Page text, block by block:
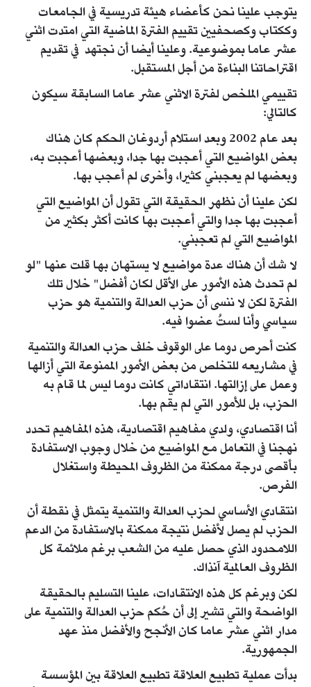
يتوجب علينا نحن كأعضاء هيئة تدريسية في الجامعات
وككتاب وكصحفيين تقييم الفترة الماضية التي امتدت اثني
عشر عاما بموضوعية. وعلينا أيضا أن نجتهد في تقديم
اقتراحاتنا البناءة من أجل المستقبل.
تقييمي الملخص لفترة الاثني عشر عاما السابقة سيكون
كالتالي:
بعد عام 2002 وبعد استلام أردوغان الحكم كان هناك
بعض المواضيع التي أعجبت بها جدا، وبعضها أعجبت به،
وبعضها لم يعجبني كثيرا، وأخرى لم أعجب بها.
لكن علينا أن نظهر الحقيقة التي تقول أن المواضيع التي
أعجبت بها جدا والتي أعجبت بها كانت أكثر بكثير من
المواضيع التي لم تعجبني.
لا شك أن هناك عدة مواضيع لا يستهان بها قلت عنها "لو
لم تحدث هذه الأمور على الأقل لكان أفضل" خلال تلك
الفترة لكن لا ننسى أن حزب العدالة والتنمية هو حزب
سياسي وأنا لستُ عضوا فيه.
كنت أحرص دوما على الوقوف خلف حزب العدالة والتنمية
في مشاريعه للتخلص من بعض الأمور الممنوعة التي أزالها
وعمل على إزالتها. انتقاداتي كانت دوما ليس لما قام به
الحزب، بل للأمور التي لم يقم بها.
أنا اقتصادي، ولدي مفاهيم اقتصادية، هذه المفاهيم تحدد
نهجنا في التعامل مع المواضيع من خلال وجوب الاستفادة
بأقصى درجة ممكنة من الظروف المحيطة واستغلال
الفرص.
انتقادي الأساسي لحزب العدالة والتنمية يتمثل في نقطة أن
الحزب لم يصل لأفضل نتيجة ممكنة بالاستفادة من الدعم
اللامحدود الذي حصل عليه من الشعب برغم ملائمة كل
الظروف العالمية آنذاك.
لكن وبرغم كل هذه الانتقادات، علينا التسليم بالحقيقة
الواضحة والتي تشير إلى أن حُكم حزب العدالة والتنمية على
مدار اثني عشر عاما كان الأنجح والأفضل منذ عهد
الجمهورية.
بدأت عملية تطبيع العلاقة تطبيع العلاقة بين المؤسسة